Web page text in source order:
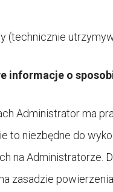
(technicznie
informacje o
Administrator ma
to niezbędne do
na Administratorze.
zasadzie powierzenia